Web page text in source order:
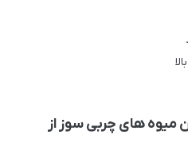
میوه های چربی سوز از